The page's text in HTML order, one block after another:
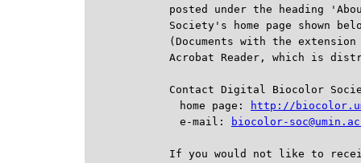
posted under the heading
Society's home page shown
(Documents with the
Acrobat Reader, which is
Contact Digital Biocolor
home page:
http://
e-mail:
biocolor-
If you would not like to